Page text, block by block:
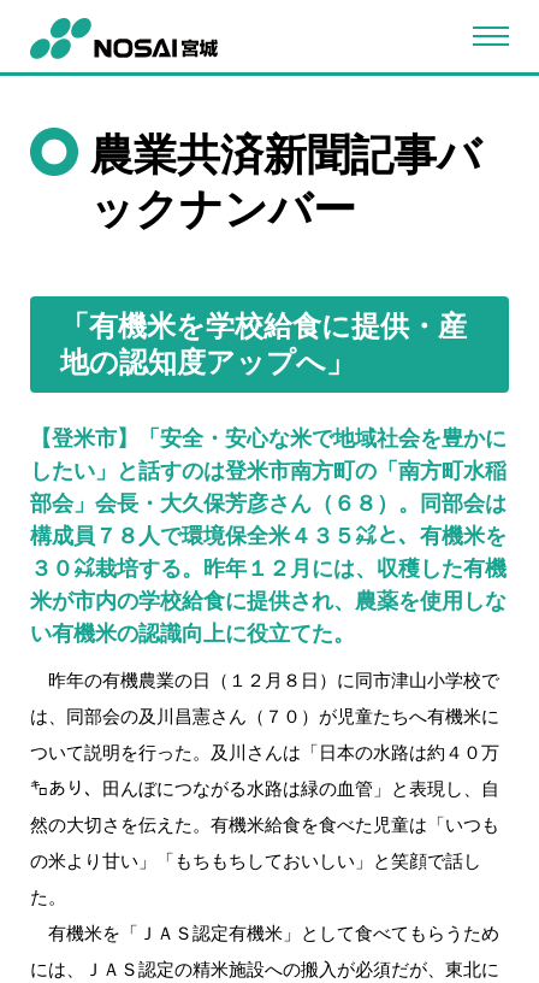
農業共済新聞記事バ
ックナンバー
「有機米を学校給食に提供・産
地の認知度アップへ」
【登米市】「安全・安心な米で地域社会を豊かに
したい」と話すのは登米市南方町の「南方町水稲
部会」会長・大久保芳彦さん（６８）。同部会は
構成員７８人で環境保全米４３５㌶と、有機米を
３０㌶栽培する。昨年１２月には、収穫した有機
米が市内の学校給食に提供され、農薬を使用しな
い有機米の認識向上に役立てた。
昨年の有機農業の日（１２月８日）に同市津山小学校で
は、同部会の及川昌憲さん（７０）が児童たちへ有機米に
ついて説明を行った。及川さんは「日本の水路は約４０万
㌔あり、田んぼにつながる水路は緑の血管」と表現し、自
然の大切さを伝えた。有機米給食を食べた児童は「いつも
の米より甘い」「もちもちしておいしい」と笑顔で話し
た。
有機米を「ＪＡＳ認定有機米」として食べてもらうため
には、ＪＡＳ認定の精米施設への搬入が必須だが、東北に